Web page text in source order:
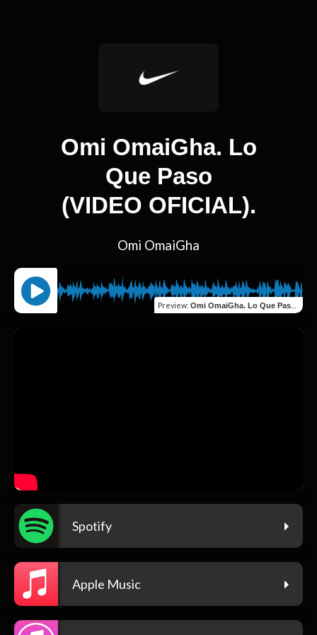
Omi OmaiGha. Lo
Que Paso
(VIDEO OFICIAL).
Omi OmaiGha
Preview: Omi OmaiGha. Lo Que Paso (VIDEO OFICIAL).
Spotify
Apple Music